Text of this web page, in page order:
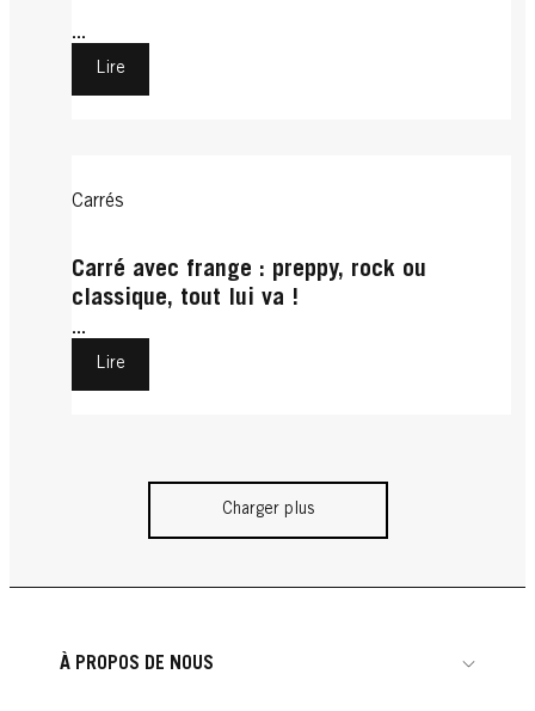
...
Lire
Carrés
Carré avec frange : preppy, rock ou
classique, tout lui va !
...
Lire
Charger plus
À PROPOS DE NOUS